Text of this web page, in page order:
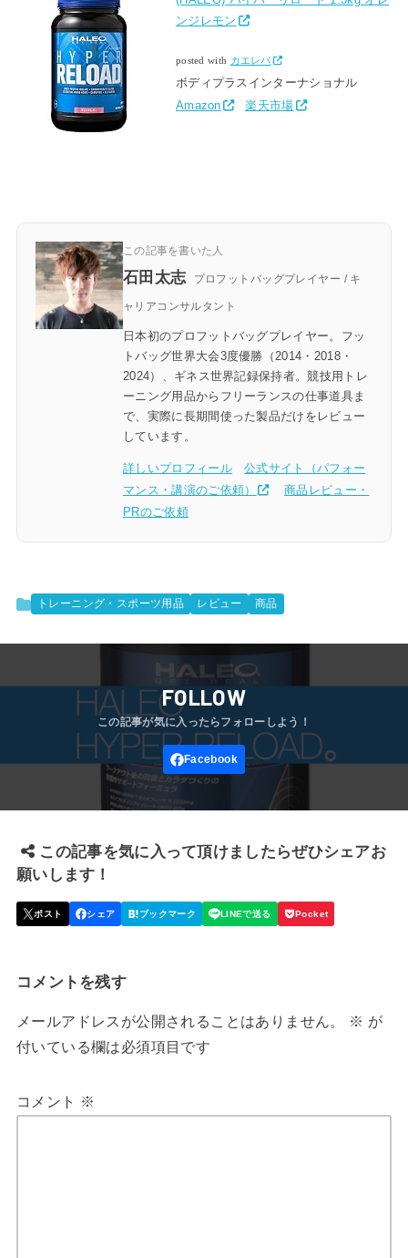
ンジレモン
posted with カエレバ
ボディプラスインターナショナル
Amazon
楽天市場
この記事を書いた人
石田太志 プロフットバッグプレイヤー / キ
ャリアコンサルタント
日本初のプロフットバッグプレイヤー。フッ
トバッグ世界大会3度優勝（2014・2018・
2024）、ギネス世界記録保持者。競技用トレ
ーニング用品からフリーランスの仕事道具ま
で、実際に長期間使った製品だけをレビュー
しています。
詳しいプロフィール
公式サイト（パフォー
マンス・講演のご依頼）
商品レビュー・
PRのご依頼
トレーニング・スポーツ用品 レビュー 商品
FOLLOW
この記事を気に入って頂けましたらぜひシェアお
願いします！
コメントを残す
メールアドレスが公開されることはありません。 ※ が
付いている欄は必須項目です
コメント ※